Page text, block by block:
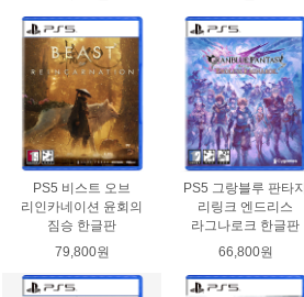
PS5 비스트 오브
리인카네이션 윤회의
짐승 한글판
79,800원
PS5 그랑블루 판타지
리링크 엔드리스
라그나로크 한글판
66,800원